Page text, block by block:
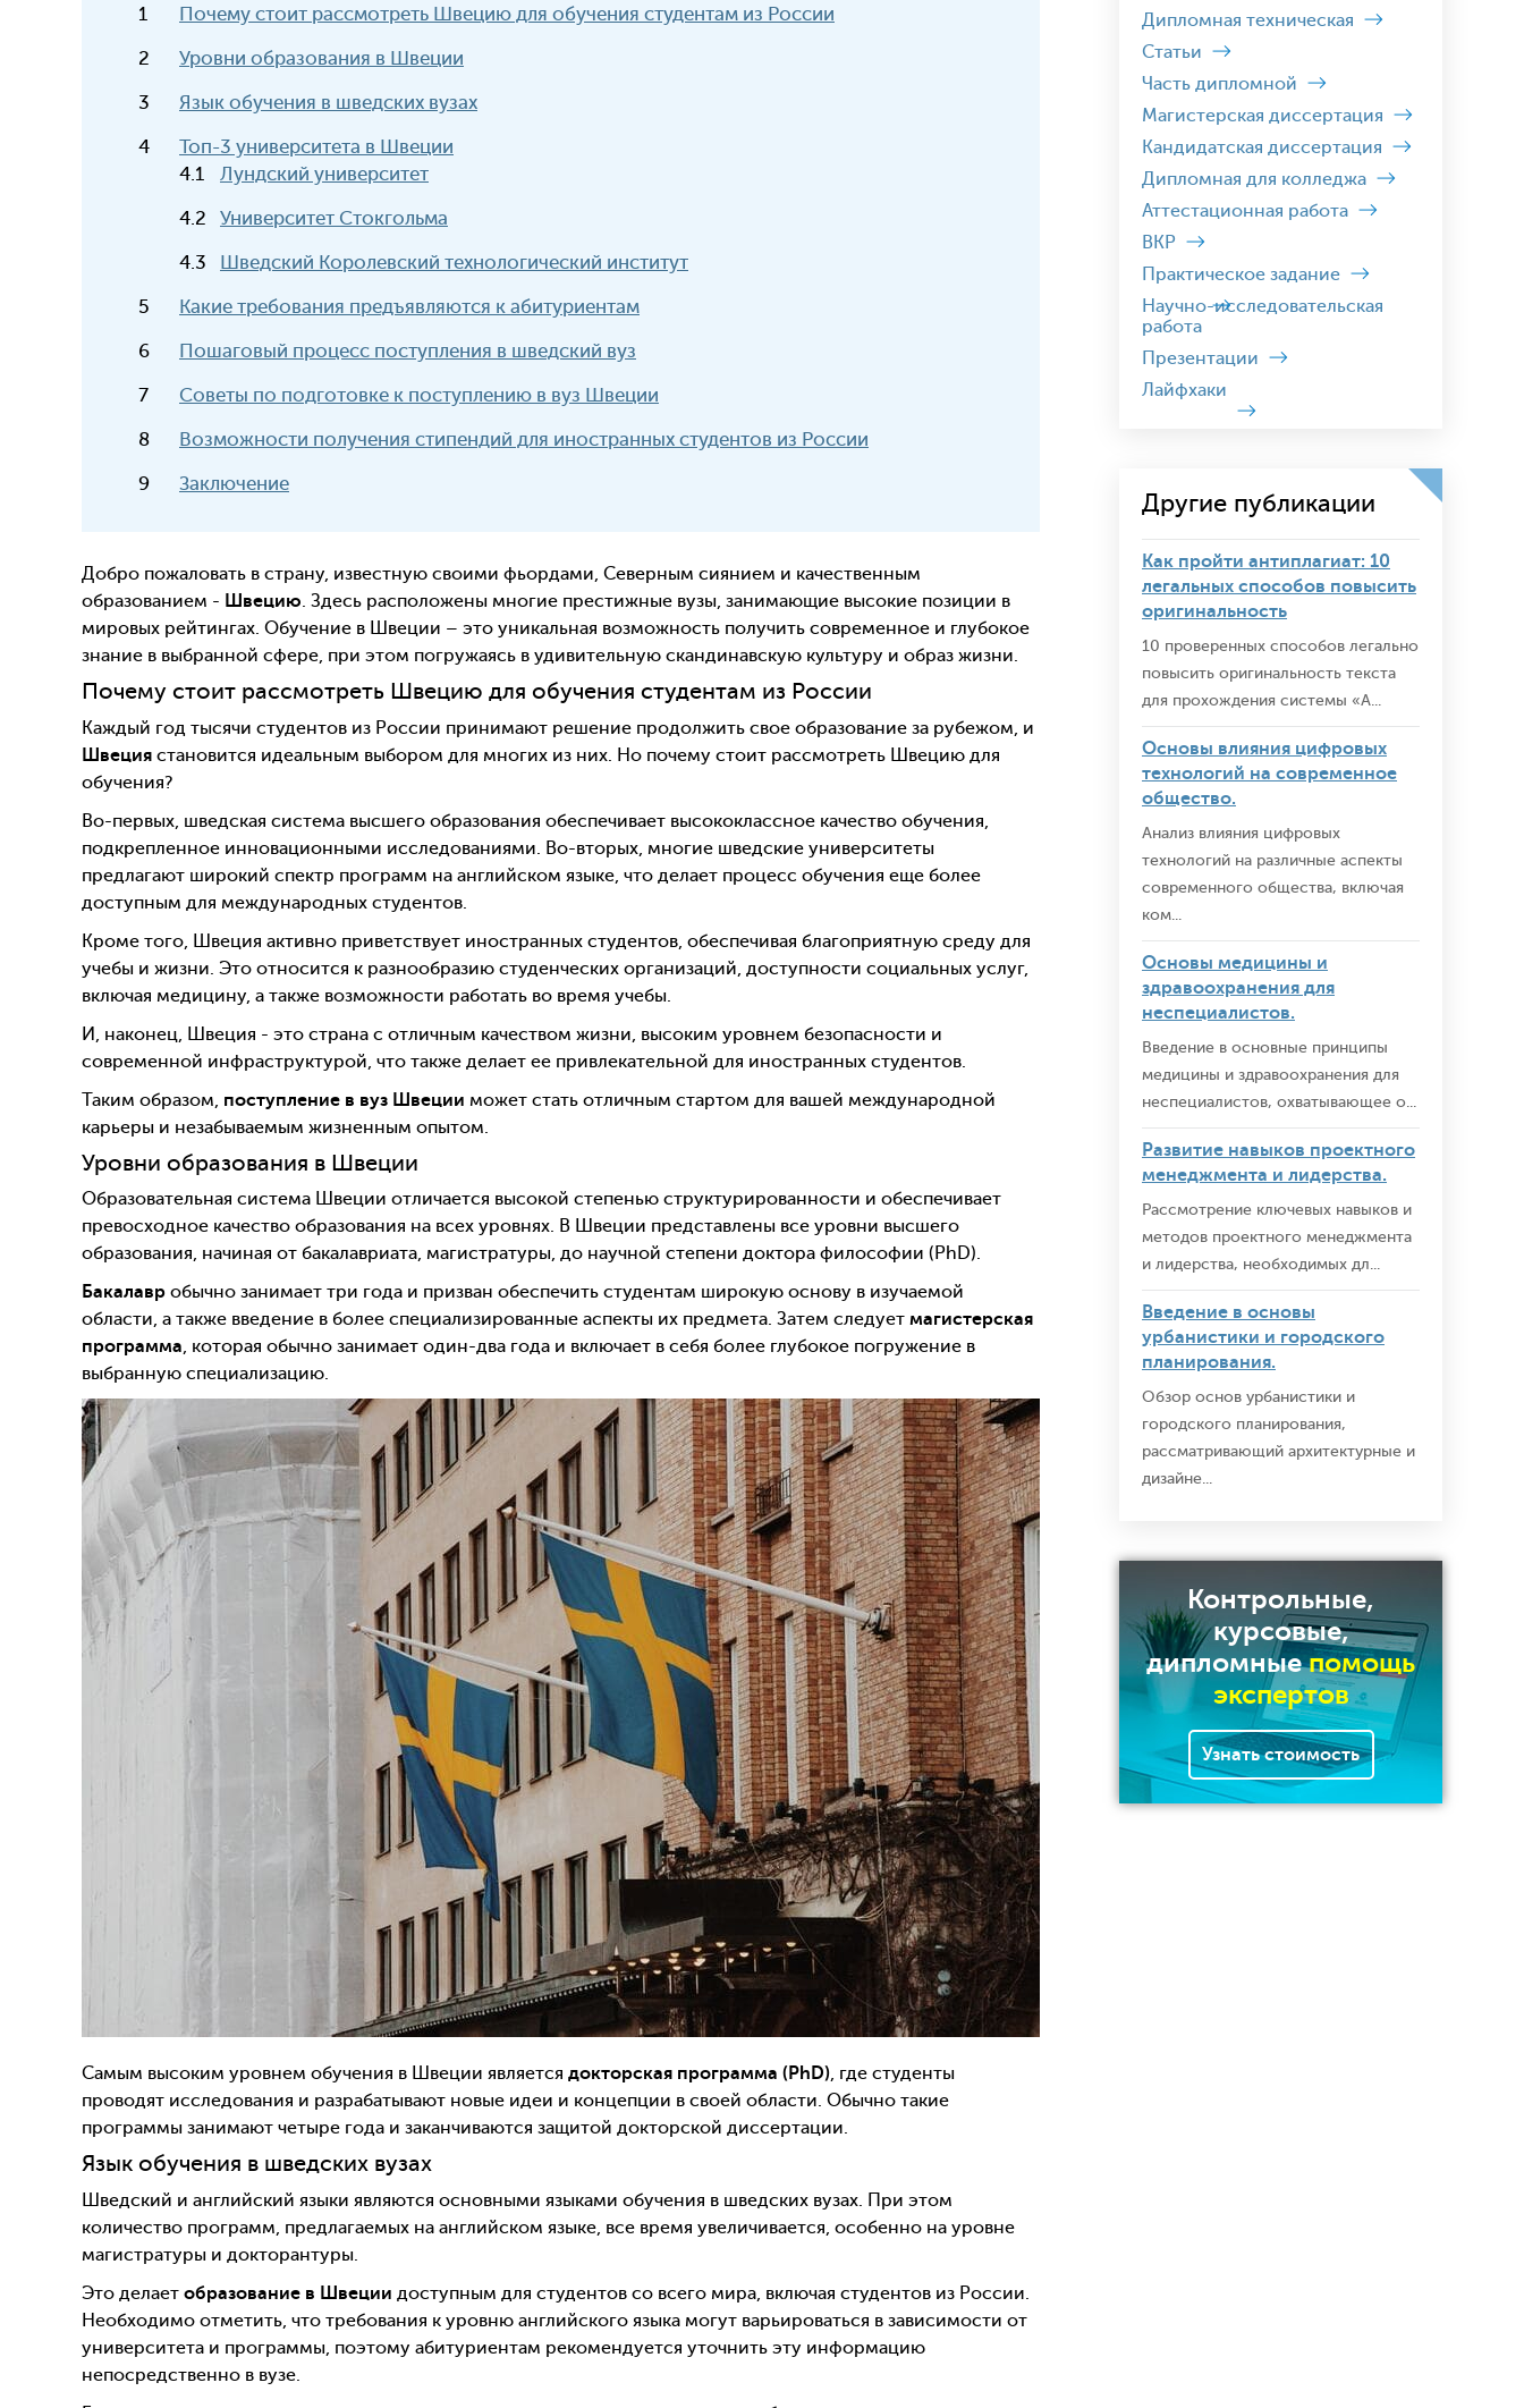
Почему стоит рассмотреть Швецию для обучения студентам из России
Уровни образования в Швеции
Язык обучения в шведских вузах
Топ-3 университета в Швеции
Лундский университет
Университет Стокгольма
Шведский Королевский технологический институт
Какие требования предъявляются к абитуриентам
Пошаговый процесс поступления в шведский вуз
Советы по подготовке к поступлению в вуз Швеции
Возможности получения стипендий для иностранных студентов из России
Заключение
Добро пожаловать в страну, известную своими фьордами, Северным сиянием и качественным
образованием - Швецию. Здесь расположены многие престижные вузы, занимающие высокие позиции в
мировых рейтингах. Обучение в Швеции – это уникальная возможность получить современное и глубокое
знание в выбранной сфере, при этом погружаясь в удивительную скандинавскую культуру и образ жизни.
Почему стоит рассмотреть Швецию для обучения студентам из России
Каждый год тысячи студентов из России принимают решение продолжить свое образование за рубежом, и
Швеция становится идеальным выбором для многих из них. Но почему стоит рассмотреть Швецию для
обучения?
Во-первых, шведская система высшего образования обеспечивает высококлассное качество обучения,
подкрепленное инновационными исследованиями. Во-вторых, многие шведские университеты
предлагают широкий спектр программ на английском языке, что делает процесс обучения еще более
доступным для международных студентов.
Кроме того, Швеция активно приветствует иностранных студентов, обеспечивая благоприятную среду для
учебы и жизни. Это относится к разнообразию студенческих организаций, доступности социальных услуг,
включая медицину, а также возможности работать во время учебы.
И, наконец, Швеция - это страна с отличным качеством жизни, высоким уровнем безопасности и
современной инфраструктурой, что также делает ее привлекательной для иностранных студентов.
Таким образом, поступление в вуз Швеции может стать отличным стартом для вашей международной
карьеры и незабываемым жизненным опытом.
Уровни образования в Швеции
Образовательная система Швеции отличается высокой степенью структурированности и обеспечивает
превосходное качество образования на всех уровнях. В Швеции представлены все уровни высшего
образования, начиная от бакалавриата, магистратуры, до научной степени доктора философии (PhD).
Бакалавр обычно занимает три года и призван обеспечить студентам широкую основу в изучаемой
области, а также введение в более специализированные аспекты их предмета. Затем следует магистерская
программа, которая обычно занимает один-два года и включает в себя более глубокое погружение в
выбранную специализацию.
Самым высоким уровнем обучения в Швеции является докторская программа (PhD), где студенты
проводят исследования и разрабатывают новые идеи и концепции в своей области. Обычно такие
программы занимают четыре года и заканчиваются защитой докторской диссертации.
Язык обучения в шведских вузах
Шведский и английский языки являются основными языками обучения в шведских вузах. При этом
количество программ, предлагаемых на английском языке, все время увеличивается, особенно на уровне
магистратуры и докторантуры.
Это делает образование в Швеции доступным для студентов со всего мира, включая студентов из России.
Необходимо отметить, что требования к уровню английского языка могут варьироваться в зависимости от
университета и программы, поэтому абитуриентам рекомендуется уточнить эту информацию
непосредственно в вузе.
Дипломная техническая
Статьи
Часть дипломной
Магистерская диссертация
Кандидатская диссертация
Дипломная для колледжа
Аттестационная работа
ВКР
Практическое задание
Научно-исследовательская
работа
Презентации
Лайфхаки
Другие публикации
Как пройти антиплагиат: 10
легальных способов повысить
оригинальность
10 проверенных способов легально
повысить оригинальность текста
для прохождения системы «А...
Основы влияния цифровых
технологий на современное
общество.
Анализ влияния цифровых
технологий на различные аспекты
современного общества, включая
ком...
Основы медицины и
здравоохранения для
неспециалистов.
Введение в основные принципы
медицины и здравоохранения для
неспециалистов, охватывающее о...
Развитие навыков проектного
менеджмента и лидерства.
Рассмотрение ключевых навыков и
методов проектного менеджмента
и лидерства, необходимых дл...
Введение в основы
урбанистики и городского
планирования.
Обзор основ урбанистики и
городского планирования,
рассматривающий архитектурные и
дизайне...
Контрольные,
курсовые,
дипломныепомощь
экспертов
Узнать стоимость